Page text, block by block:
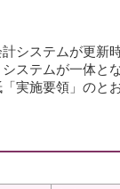
システムが更新
ステムが一体と
実施要領」のと